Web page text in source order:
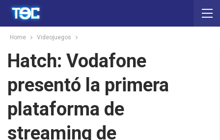
Home Videojuegos
Hatch: Vodafone
presentó la primera
plataforma de
streaming de